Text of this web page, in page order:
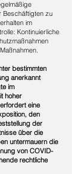
Beschäftigten zu
im
Kontinuierliche
bestimmten
anerkannt
im
hoher
eine
den
der
über die
untermauern die
von COVID-
rechtliche